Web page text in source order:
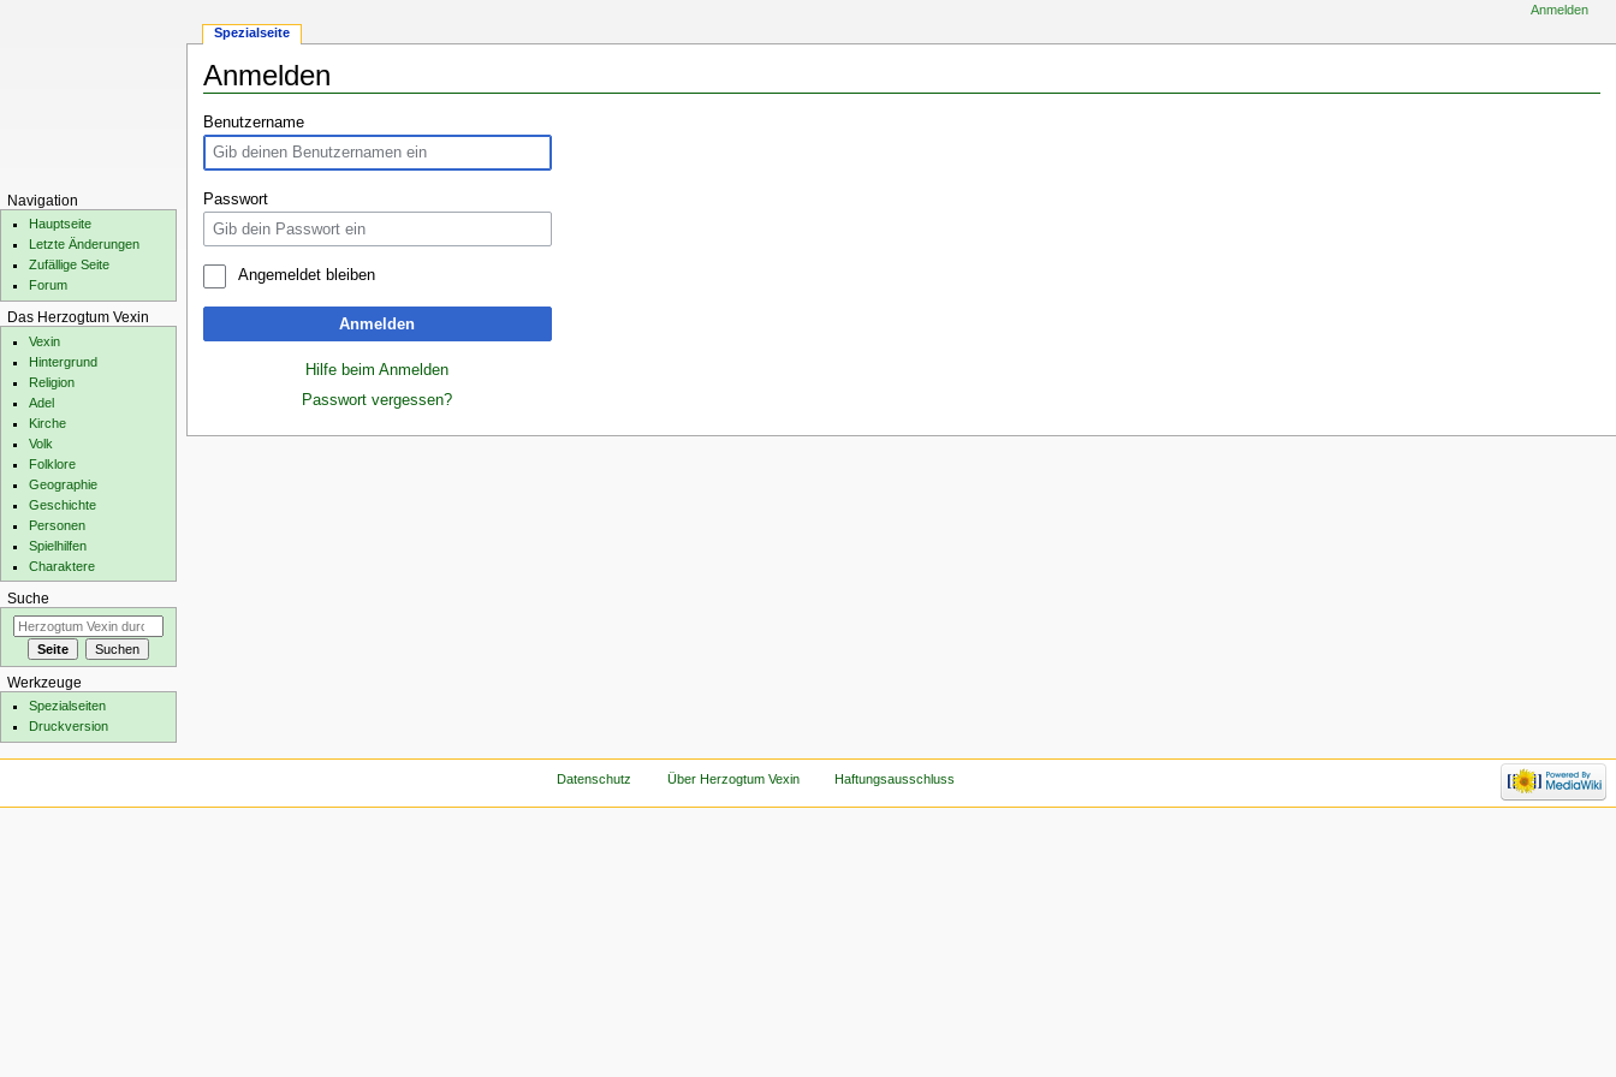
Anmelden
Zur
Navigation
springen
Zur
Suche
springen
Benutzername
Passwort
Angemeldet bleiben
Anmelden
Hilfe beim Anmelden
Passwort vergessen?
Spezialseite
Anmelden
Navigation
Hauptseite
Letzte Änderungen
Zufällige Seite
Forum
Das Herzogtum Vexin
Vexin
Hintergrund
Religion
Adel
Kirche
Volk
Folklore
Geographie
Geschichte
Personen
Spielhilfen
Charaktere
Suche
Werkzeuge
Spezialseiten
Druckversion
Datenschutz Über Herzogtum Vexin Haftungsausschluss